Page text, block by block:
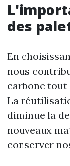
des
En
nous
carbone tout
La
diminue la
nouveaux
conserver